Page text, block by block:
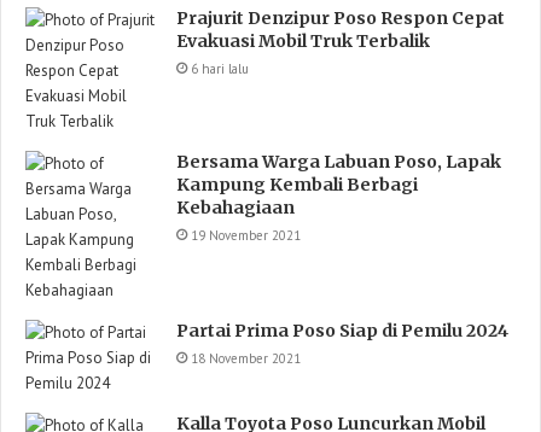
Prajurit Denzipur Poso Respon Cepat
Evakuasi Mobil Truk Terbalik
6 hari lalu
Bersama Warga Labuan Poso, Lapak
Kampung Kembali Berbagi
Kebahagiaan
19 November 2021
Partai Prima Poso Siap di Pemilu 2024
18 November 2021
Kalla Toyota Poso Luncurkan Mobil